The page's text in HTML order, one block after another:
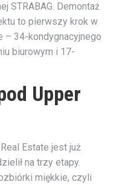
STRABAG. Demontaż
to pierwszy krok w
– 34-kondygnacyjnego
biurowym i 17-
Upper
Estate jest już
na trzy etapy.
miękkie, czyli